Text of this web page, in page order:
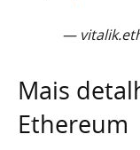
—
Mais
Ethereum